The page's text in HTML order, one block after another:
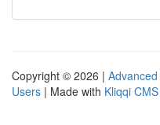
Copyright © 2026 |
Users | Made with Kliqqi CMS